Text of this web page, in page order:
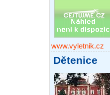
www.vyletnik.cz
Dětenice